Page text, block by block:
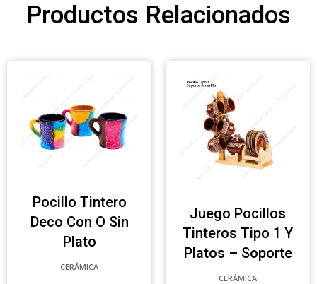
Productos Relacionados
Pocillo Tintero
Deco Con O Sin
Plato
CERÁMICA
Juego Pocillos
Tinteros Tipo 1 Y
Platos – Soporte
CERÁMICA